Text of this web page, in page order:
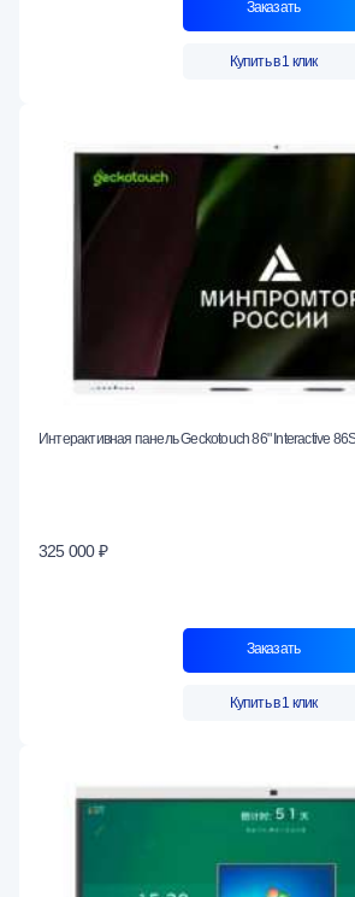
Заказать
Купить в 1 клик
Интерактивная панель Geckotouch 86" Interactive
325 000 ₽
Заказать
Купить в 1 клик